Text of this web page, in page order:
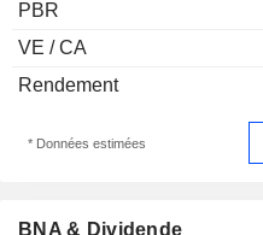
PBR
VE / CA
Rendement
* Données estimées
BNA & Dividende